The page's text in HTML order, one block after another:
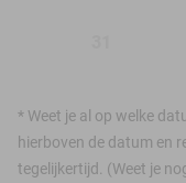
* Weet je al op welke
hierboven de datum en
tegelijkertijd. (Weet je